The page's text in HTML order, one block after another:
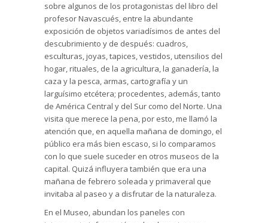
sobre algunos de los protagonistas del libro del
profesor Navascués, entre la abundante
exposición de objetos variadísimos de antes del
descubrimiento y de después: cuadros,
esculturas, joyas, tapices, vestidos, utensilios del
hogar, rituales, de la agricultura, la ganadería, la
caza y la pesca, armas, cartografía y un
larguísimo etcétera; procedentes, además, tanto
de América Central y del Sur como del Norte. Una
visita que merece la pena, por esto, me llamó la
atención que, en aquella mañana de domingo, el
público era más bien escaso, si lo comparamos
con lo que suele suceder en otros museos de la
capital. Quizá influyera también que era una
mañana de febrero soleada y primaveral que
invitaba al paseo y a disfrutar de la naturaleza.
En el Museo, abundan los paneles con